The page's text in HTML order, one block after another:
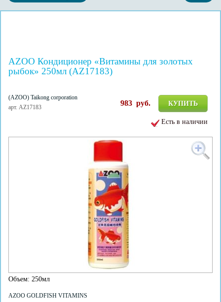
AZOO Кондиционер «Витамины для золотых
рыбок» 250мл (AZ17183)
(AZOO) Taikong corporation
арт. AZ17183
КУПИТЬ
983 руб.
Есть в наличии
Объем: 250мл
AZOO GOLDFISH VITAMINS